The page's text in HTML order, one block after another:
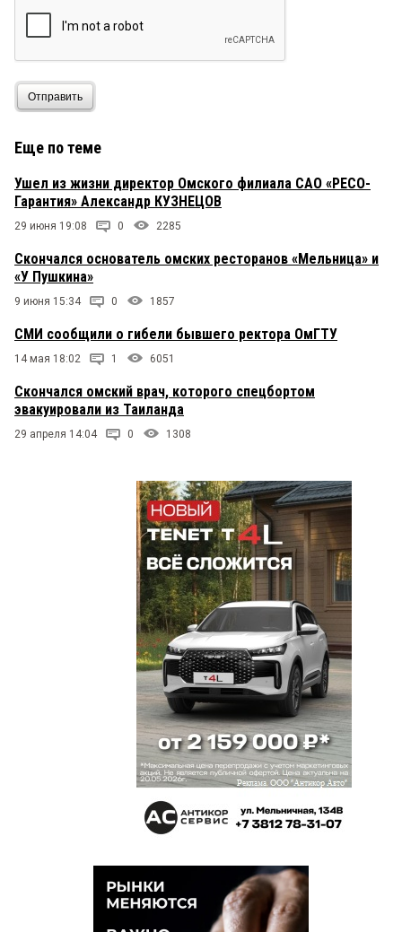
Отправить
Еще по теме
Ушел из жизни директор Омского филиала САО «РЕСО-
Гарантия» Александр КУЗНЕЦОВ
29 июня 19:08 0 2285
Скончался основатель омских ресторанов «Мельница» и
«У Пушкина»
9 июня 15:34 0 1857
СМИ сообщили о гибели бывшего ректора ОмГТУ
14 мая 18:02 1 6051
Скончался омский врач, которого спецбортом
эвакуировали из Таиланда
29 апреля 14:04 0 1308